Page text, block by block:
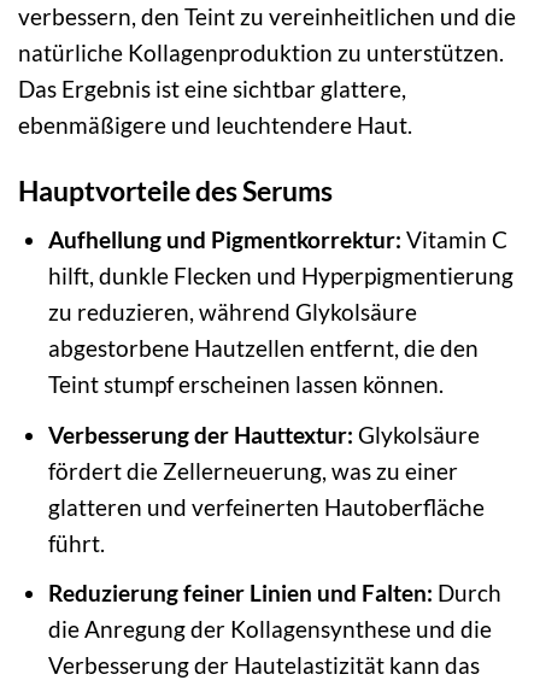
verbessern, den Teint zu vereinheitlichen und die
natürliche Kollagenproduktion zu unterstützen.
Das Ergebnis ist eine sichtbar glattere,
ebenmäßigere und leuchtendere Haut.
Hauptvorteile des Serums
Aufhellung und Pigmentkorrektur: Vitamin C
hilft, dunkle Flecken und Hyperpigmentierung
zu reduzieren, während Glykolsäure
abgestorbene Hautzellen entfernt, die den
Teint stumpf erscheinen lassen können.
Verbesserung der Hauttextur: Glykolsäure
fördert die Zellerneuerung, was zu einer
glatteren und verfeinerten Hautoberfläche
führt.
Reduzierung feiner Linien und Falten: Durch
die Anregung der Kollagensynthese und die
Verbesserung der Hautelastizität kann das